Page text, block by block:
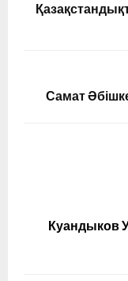
Самат
Куандыков